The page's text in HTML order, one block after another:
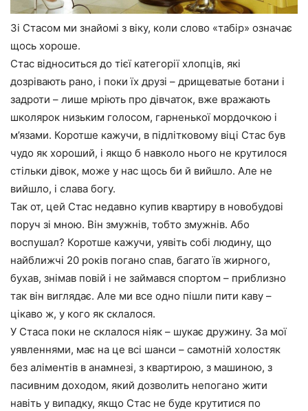
Зі Стасом ми знайомі з віку, коли слово «табір» означає
щось хороше.
Стас відноситься до тієї категорії хлопців, які
дозрівають рано, і поки їх друзі – дрищеватые ботани і
задроти – лише мріють про дівчаток, вже вражають
школярок низьким голосом, гарненької мордочкою і
м’язами. Коротше кажучи, в підлітковому віці Стас був
чудо як хороший, і якщо б навколо нього не крутилося
стільки дівок, може у нас щось би й вийшло. Але не
вийшло, і слава богу.
Так от, цей Стас недавно купив квартиру в новобудові
поруч зі мною. Він змужнів, тобто змужнів. Або
воспушал? Коротше кажучи, уявіть собі людину, що
найближчі 20 років погано спав, багато їв жирного,
бухав, знімав повій і не займався спортом – приблизно
так він виглядає. Але ми все одно пішли пити каву –
цікаво ж, у кого як склалося.
У Стаса поки не склалося ніяк – шукає дружину. За мої
уявленнями, має на це всі шанси – самотній холостяк
без аліментів в анамнезі, з квартирою, з машиною, з
пасивним доходом, який дозволить непогано жити
навіть у випадку, якщо Стас не буде крутитися по